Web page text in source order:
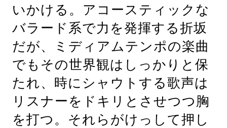
いかける。アコースティックな
バラード系で力を発揮する折坂
だが、ミディアムテンポの楽曲
でもその世界観はしっかりと保
たれ、時にシャウトする歌声は
リスナーをドキリとさせつつ胸
を打つ。それらがけっして押し